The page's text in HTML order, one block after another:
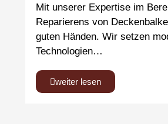
Mit unserer Expertise im
Reparierens von
guten Händen. Wir setzen
Technologien…
weiter lesen